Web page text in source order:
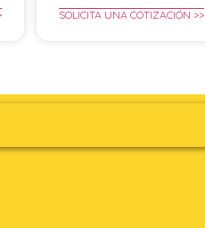
SOLICITA UNA COTIZACIÓN >>